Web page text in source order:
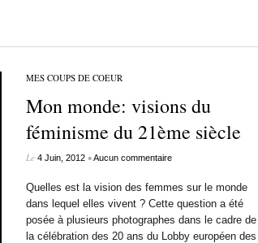
MES COUPS DE COEUR
Mon monde: visions du
féminisme du 21ème siècle
Le 4 Juin, 2012 •Aucun commentaire
Quelles est la vision des femmes sur le monde
dans lequel elles vivent ? Cette question a été
posée à plusieurs photographes dans le cadre de
la célébration des 20 ans du Lobby européen des